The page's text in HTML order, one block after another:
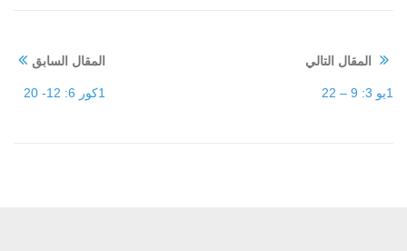
المقال السابق
1كور 6: 12- 20
المقال التالي
1يو 3: 9 – 22